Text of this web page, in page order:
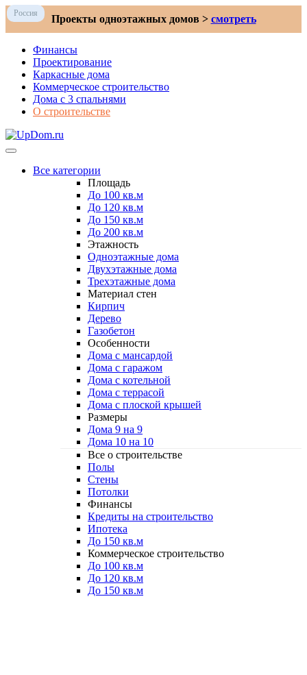
Проекты одноэтажных домов > смотреть
Россия
Финансы
Проектирование
Каркасные дома
Коммерческое строительство
Дома с 3 спальнями
О строительстве
Все категории
Площадь
До 100 кв.м
До 120 кв.м
До 150 кв.м
До 200 кв.м
Этажность
Одноэтажные дома
Двухэтажные дома
Трехэтажные дома
Материал стен
Кирпич
Дерево
Газобетон
Особенности
Дома с мансардой
Дома с гаражом
Дома с котельной
Дома с террасой
Дома с плоской крышей
Размеры
Дома 9 на 9
Дома 10 на 10
Все о строительстве
Полы
Стены
Потолки
Финансы
Кредиты на строительство
Ипотека
До 150 кв.м
Коммерческое строительство
До 100 кв.м
До 120 кв.м
До 150 кв.м